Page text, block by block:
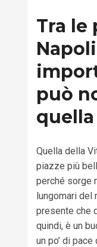
Tra le
può
Quella della
piazze più
perché sorge
lungomari del
presente che
quindi,è un
un po’ di